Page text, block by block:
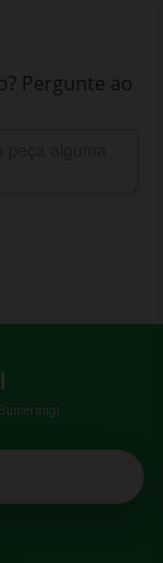
Pergunte ao